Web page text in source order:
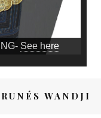
See here
WANDJI